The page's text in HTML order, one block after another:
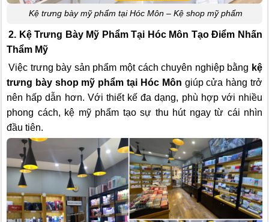
Kệ trưng bày mỹ phẩm tại Hóc Môn – Kệ shop mỹ phẩm
2. Kệ Trưng Bày Mỹ Phẩm Tại Hóc Môn Tạo Điểm Nhấn
Thẩm Mỹ
Việc trưng bày sản phẩm một cách chuyên nghiệp bằng kệ
trưng bày shop mỹ phẩm tại Hóc Môn giúp cửa hàng trở
nên hấp dẫn hơn. Với thiết kế đa dạng, phù hợp với nhiều
phong cách, kệ mỹ phẩm tạo sự thu hút ngay từ cái nhìn
đầu tiên.